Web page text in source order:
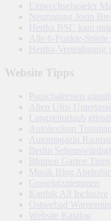
Einwechselspieler
Neuzugang Josip
Hertha BSC kam
Alle 6-Punkte-
Hertha-Verteidigung
Website Tipps
Pauschalreisen
Alien Ufos
Langzeiturlaub
Autolexikon
Automagazin
Berlin
Blumen Garten Tipps
Musik Blog
Grasplatzmemmen
Karibik All Inclusive
Ostseebad
Website Katalog